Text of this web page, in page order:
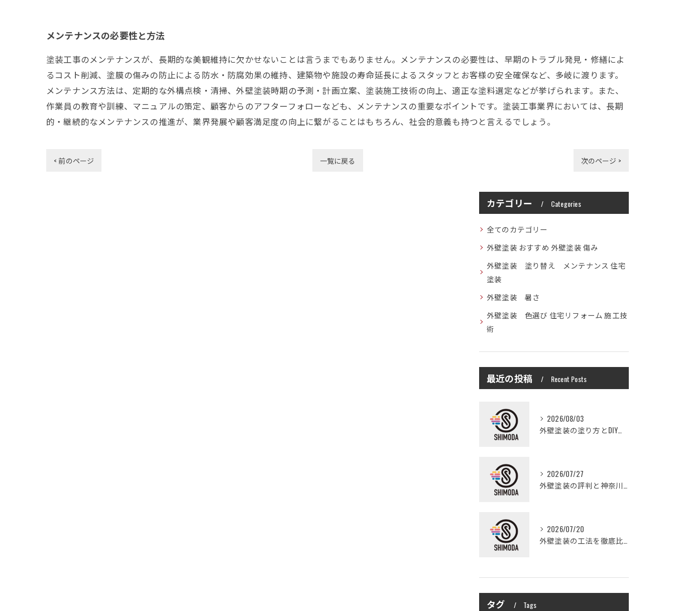
メンテナンスの必要性と方法
塗装工事のメンテナンスが、長期的な美観維持に欠かせないことは言うまでもありません。メンテナンスの必要性は、早期のトラブル発見・修繕によ
るコスト削減、塗膜の傷みの防止による防水・防腐効果の維持、建築物や施設の寿命延長によるスタッフとお客様の安全確保など、多岐に渡ります。
メンテナンス方法は、定期的な外構点検・清掃、外壁塗装時期の予測・計画立案、塗装施工技術の向上、適正な塗料選定などが挙げられます。また、
作業員の教育や訓練、マニュアルの策定、顧客からのアフターフォローなども、メンテナンスの重要なポイントです。塗装工事業界においては、長期
的・継続的なメンテナンスの推進が、業界発展や顧客満足度の向上に繋がることはもちろん、社会的意義も持つと言えるでしょう。
< 前のページ 一覧に戻る 次のページ >
カテゴリー Categories
全てのカテゴリー
外壁塗装 おすすめ 外壁塗装 傷み
外壁塗装 塗り替え メンテナンス 住宅
塗装
外壁塗装 暑さ
外壁塗装 色選び 住宅リフォーム 施工技
術
最近の投稿 Recent Posts
2026/08/03
外壁塗装の塗り方とDIYで失敗しない基礎知識と作業手順
2026/07/27
外壁塗装の評判と神奈川県大和市愛甲郡愛川町で信頼できる業者選び徹底ガイド
2026/07/20
外壁塗装の工法を徹底比較して費用や仕上がり・耐久性を賢く選ぶ方法
タグ Tags